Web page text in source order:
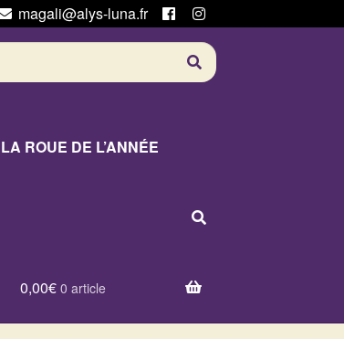
magali@alys-luna.fr
LA ROUE DE L’ANNÉE
0,00€ 0 article